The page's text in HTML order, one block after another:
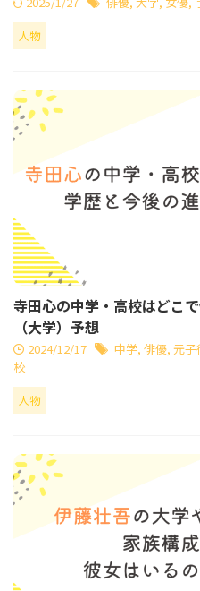
人物
寺田心の中学・高校はどこ
（大学）予想
2024/12/17 中学, 俳優, 元子
校
人物